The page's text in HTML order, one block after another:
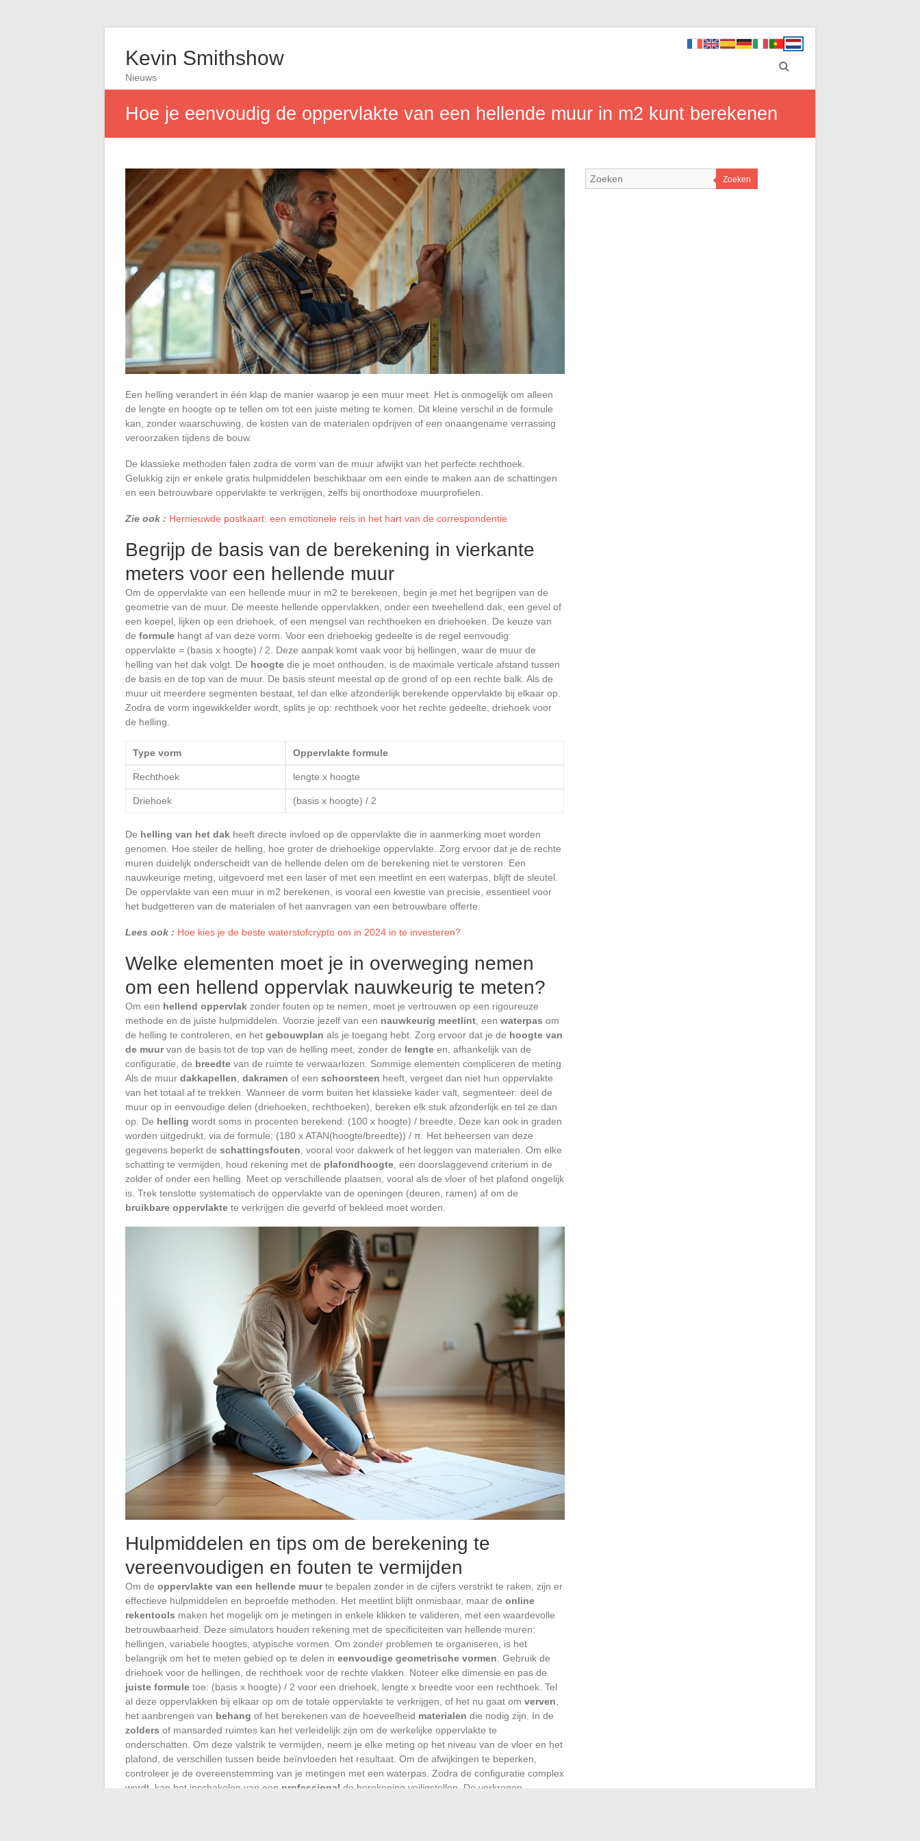
Kevin Smithshow
Nieuws
Hoe je eenvoudig de oppervlakte van een hellende muur in m2 kunt berekenen
Een helling verandert in één klap de manier waarop je een muur meet. Het is onmogelijk om alleen
de lengte en hoogte op te tellen om tot een juiste meting te komen. Dit kleine verschil in de formule
kan, zonder waarschuwing, de kosten van de materialen opdrijven of een onaangename verrassing
veroorzaken tijdens de bouw.
De klassieke methoden falen zodra de vorm van de muur afwijkt van het perfecte rechthoek.
Gelukkig zijn er enkele gratis hulpmiddelen beschikbaar om een einde te maken aan de schattingen
en een betrouwbare oppervlakte te verkrijgen, zelfs bij onorthodoxe muurprofielen.
Zie ook : Hernieuwde postkaart: een emotionele reis in het hart van de correspondentie
Begrijp de basis van de berekening in vierkante
meters voor een hellende muur
Om de oppervlakte van een hellende muur in m2 te berekenen, begin je met het begrijpen van de
geometrie van de muur. De meeste hellende oppervlakken, onder een tweehellend dak, een gevel of
een koepel, lijken op een driehoek, of een mengsel van rechthoeken en driehoeken. De keuze van
de formule hangt af van deze vorm. Voor een driehoekig gedeelte is de regel eenvoudig:
oppervlakte = (basis x hoogte) / 2. Deze aanpak komt vaak voor bij hellingen, waar de muur de
helling van het dak volgt. De hoogte die je moet onthouden, is de maximale verticale afstand tussen
de basis en de top van de muur. De basis steunt meestal op de grond of op een rechte balk. Als de
muur uit meerdere segmenten bestaat, tel dan elke afzonderlijk berekende oppervlakte bij elkaar op.
Zodra de vorm ingewikkelder wordt, splits je op: rechthoek voor het rechte gedeelte, driehoek voor
de helling.
Type vorm Oppervlakte formule
Rechthoek lengte x hoogte
Driehoek (basis x hoogte) / 2
De helling van het dak heeft directe invloed op de oppervlakte die in aanmerking moet worden
genomen. Hoe steiler de helling, hoe groter de driehoekige oppervlakte. Zorg ervoor dat je de rechte
muren duidelijk onderscheidt van de hellende delen om de berekening niet te verstoren. Een
nauwkeurige meting, uitgevoerd met een laser of met een meetlint en een waterpas, blijft de sleutel.
De oppervlakte van een muur in m2 berekenen, is vooral een kwestie van precisie, essentieel voor
het budgetteren van de materialen of het aanvragen van een betrouwbare offerte.
Lees ook : Hoe kies je de beste waterstofcrypto om in 2024 in te investeren?
Welke elementen moet je in overweging nemen
om een hellend oppervlak nauwkeurig te meten?
Om een hellend oppervlak zonder fouten op te nemen, moet je vertrouwen op een rigoureuze
methode en de juiste hulpmiddelen. Voorzie jezelf van een nauwkeurig meetlint , een waterpas om
de helling te controleren, en het gebouwplan als je toegang hebt. Zorg ervoor dat je de hoogte van
de muurvan de basis tot de top van de helling meet, zonder de lengte en, afhankelijk van de
configuratie, de breedte van de ruimte te verwaarlozen. Sommige elementen compliceren de meting.
Als de muur dakkapellen dakramen of een schoorsteen heeft, vergeet dan niet hun oppervlakte
van het totaal af te trekken. Wanneer de vorm buiten het klassieke kader valt, segmenteer: deel de
muur op in eenvoudige delen (driehoeken, rechthoeken), bereken elk stuk afzonderlijk en tel ze dan
op. De helling wordt soms in procenten berekend: (100 x hoogte) / breedte. Deze kan ook in graden
worden uitgedrukt, via de formule: (180 x ATAN(hoogte/breedte)) / π. Het beheersen van deze
gegevens beperkt de schattingsfouten , vooral voor dakwerk of het leggen van materialen. Om elke
schatting te vermijden, houd rekening met de plafondhoogte , een doorslaggevend criterium in de
zolder of onder een helling. Meet op verschillende plaatsen, vooral als de vloer of het plafond ongelijk
is. Trek tenslotte systematisch de oppervlakte van de openingen (deuren, ramen) af om de
bruikbare oppervlakte te verkrijgen die geverfd of bekleed moet worden.
Hulpmiddelen en tips om de berekening te
vereenvoudigen en fouten te vermijden
Om de oppervlakte van een hellende muurte bepalen zonder in de cijfers verstrikt te raken, zijn er
effectieve hulpmiddelen en beproefde methoden. Het meetlint blijft onmisbaar, maar de online
rekentools maken het mogelijk om je metingen in enkele klikken te valideren, met een waardevolle
betrouwbaarheid. Deze simulators houden rekening met de specificiteiten van hellende muren:
hellingen, variabele hoogtes, atypische vormen. Om zonder problemen te organiseren, is het
belangrijk om het te meten gebied op te delen in eenvoudige geometrische vormen . Gebruik de
driehoek voor de hellingen, de rechthoek voor de rechte vlakken. Noteer elke dimensie en pas de
juiste formule toe: (basis x hoogte) / 2 voor een driehoek, lengte x breedte voor een rechthoek. Tel
al deze oppervlakken bij elkaar op om de totale oppervlakte te verkrijgen, of het nu gaat om verven
het aanbrengen van behang of het berekenen van de hoeveelheid materialen die nodig zijn. In de
zolders of mansarded ruimtes kan het verleidelijk zijn om de werkelijke oppervlakte te
onderschatten. Om deze valstrik te vermijden, neem je elke meting op het niveau van de vloer en het
plafond, de verschillen tussen beide beïnvloeden het resultaat. Om de afwijkingen te beperken,
controleer je de overeenstemming van je metingen met een waterpas. Zodra de configuratie complex
wordt, kan het inschakelen van een professional de berekening veiligstellen. De verkregen
Zoeken